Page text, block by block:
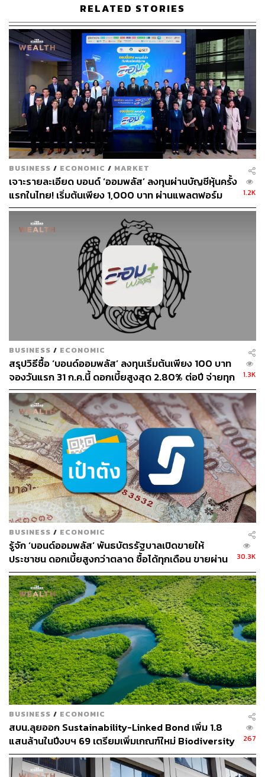
สามารถติดตาม THE STANDARD WEALTH
ผ่านแอปพลิเคชันต่างๆ ที่คุณสะดวกหรือใช้งานอยู่แล้วได้เลย
TAGS: พชร อนันตศิลป์
สำนักงานบริหารหนี้สาธารณะ
XSpring
Kubix โทเคนดิจิทัล G-Token TokenX
ABOUT THE AUTHOR
ปวริศ อำนวยพรไพศาล
Content Creator สำนักข่าว THE
STANDARD WEALTH
RELATED STORIES
BUSINESS / ECONOMIC / MARKET
เจาะรายละเอียด บอนด์ ‘ออมพลัส’ ลงทุนผ่านบัญชีหุ้นครั้ง
แรกในไทย! เริ่มต้นเพียง 1,000 บาท ผ่านแพลตฟอร์ม
Bond Connect ก่อนเปิดจองซื้อ 3-5 ส.ค.นี้
1.2K
BUSINESS / ECONOMIC
สรุปวิธีซื้อ ‘บอนด์ออมพลัส’ ลงทุนเริ่มต้นเพียง 100 บาท
จองวันแรก 31 ก.ค.นี้ ดอกเบี้ยสูงสุด 2.80% ต่อปี จ่ายทุก
3 เดือน
1.3K
BUSINESS / ECONOMIC
รู้จัก ‘บอนด์ออมพลัส’ พันธบัตรรัฐบาลเปิดขายให้
ประชาชน ดอกเบี้ยสูงกว่าตลาด ซื้อได้ทุกเดือน ขายผ่าน
ตลาดรอง แอปฯ Streaming ได้
30.3K
BUSINESS / ECONOMIC
สบน.ลุยออก Sustainability-Linked Bond เพิ่ม 1.8
แสนล้านในปีงบฯ 69 เตรียมเพิ่มเกณฑ์ใหม่ Biodiversity
267